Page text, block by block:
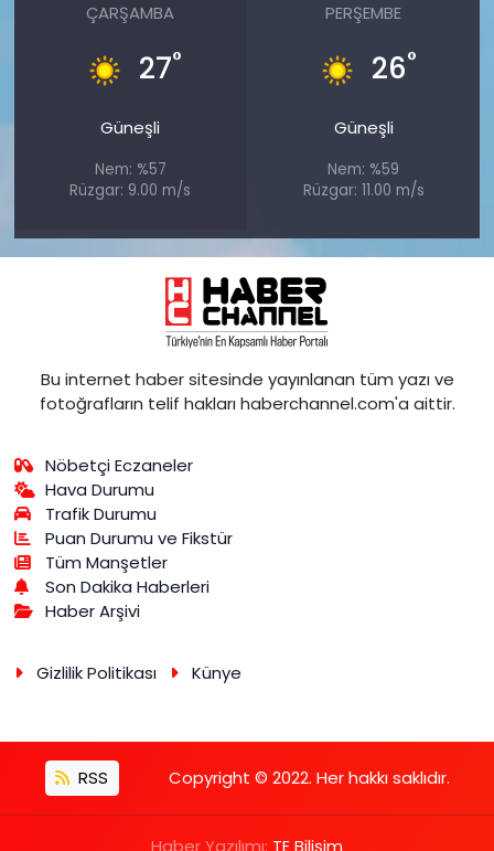
ÇARŞAMBA
27°
Güneşli
Nem: %57
Rüzgar: 9.00 m/s
PERŞEMBE
26°
Güneşli
Nem: %59
Rüzgar: 11.00 m/s
Bu internet haber sitesinde yayınlanan tüm yazı ve
fotoğrafların telif hakları haberchannel.com'a aittir.
Nöbetçi Eczaneler
Hava Durumu
Trafik Durumu
Puan Durumu ve Fikstür
Tüm Manşetler
Son Dakika Haberleri
Haber Arşivi
Gizlilik Politikası Künye
RSS Copyright © 2022. Her hakkı saklıdır.
Haber Yazılımı: TE Bilişim